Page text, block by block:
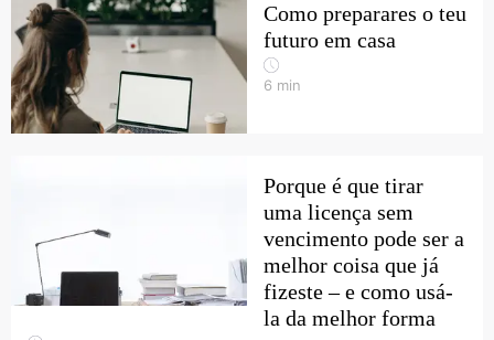
Como preparares o teu
futuro em casa
6 min
Porque é que tirar
uma licença sem
vencimento pode ser a
melhor coisa que já
fizeste – e como usá-
la da melhor forma